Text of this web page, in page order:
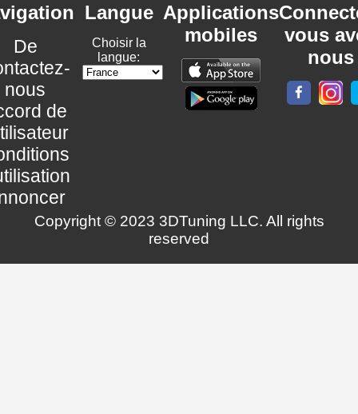
De
nous
de
Langue
Choisir la
langue:
Applications
mobiles
vous
nous
Copyright © 2023 3DTuning LLC. All rights
reserved